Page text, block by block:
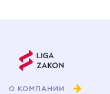
О КОМПАНИИ